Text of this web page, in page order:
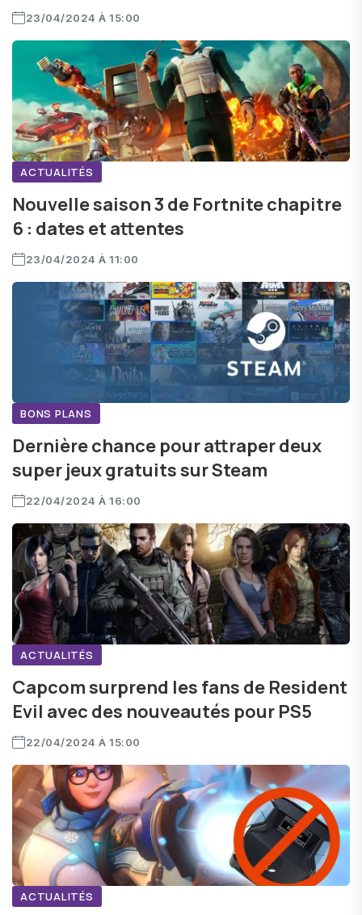
23/04/2024 À 15:00
ACTUALITÉS
Nouvelle saison 3 de Fortnite chapitre
6 : dates et attentes
23/04/2024 À 11:00
BONS PLANS
Dernière chance pour attraper deux
super jeux gratuits sur Steam
22/04/2024 À 16:00
ACTUALITÉS
Capcom surprend les fans de Resident
Evil avec des nouveautés pour PS5
22/04/2024 À 15:00
ACTUALITÉS